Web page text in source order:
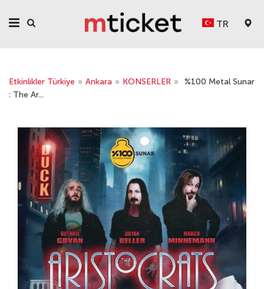
TR
Etkinlikler Türkiye » Ankara » KONSERLER »
%100 Metal Sunar
: The Ar...